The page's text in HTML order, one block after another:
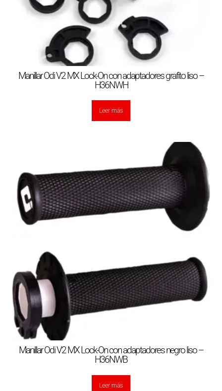
Manillar Odi V2 MX Lock-On con adaptadores grafito liso –
H36NWH
Leer más
Manillar Odi V2 MX Lock-On con adaptadores negro liso –
H36NWB
Leer más